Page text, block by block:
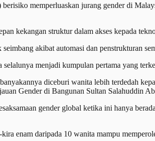
memperluaskan jurang gender di
kekangan struktur dalam akses kepada
akibat automasi dan penstrukturan
menjadi kumpulan pertama yang
diceburi wanita lebih terdedah
Gender di Bangunan Sultan Salahuddin
gender global ketika ini hanya
enam daripada 10 wanita mampu